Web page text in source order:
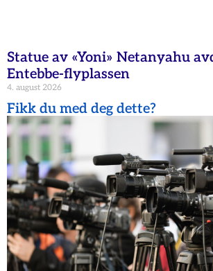
Statue av «Yoni» Netanyahu
Entebbe-flyplassen
4. august 2026
Fikk du med deg dette?